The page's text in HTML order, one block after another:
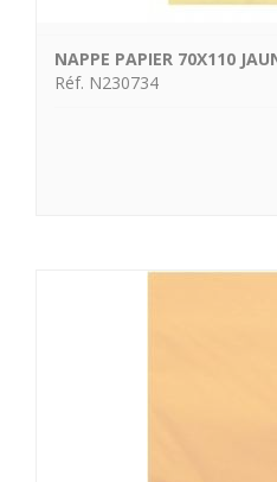
NAPPE PAPIER 70X110
Réf. N230734